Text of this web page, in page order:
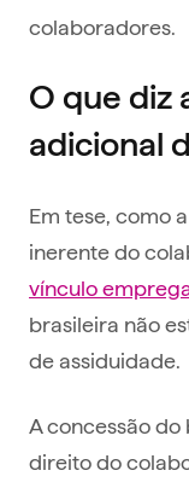
colaboradores.
O que diz
adicional
Em tese, como
inerente do
vínculo
brasileira não
de assiduidade.
A concessão
direito do